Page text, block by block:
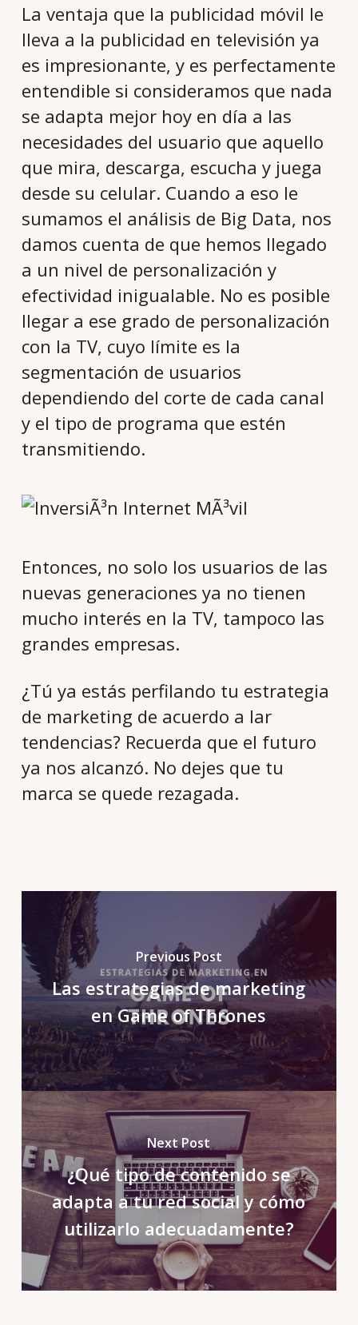
La ventaja que la publicidad móvil le
lleva a la publicidad en televisión ya
es impresionante, y es perfectamente
entendible si consideramos que nada
se adapta mejor hoy en día a las
necesidades del usuario que aquello
que mira, descarga, escucha y juega
desde su celular. Cuando a eso le
sumamos el análisis de Big Data, nos
damos cuenta de que hemos llegado
a un nivel de personalización y
efectividad inigualable. No es posible
llegar a ese grado de personalización
con la TV, cuyo límite es la
segmentación de usuarios
dependiendo del corte de cada canal
y el tipo de programa que estén
transmitiendo.
Entonces, no solo los usuarios de las
nuevas generaciones ya no tienen
mucho interés en la TV, tampoco las
grandes empresas.
¿Tú ya estás perfilando tu estrategia
de marketing de acuerdo a lar
tendencias? Recuerda que el futuro
ya nos alcanzó. No dejes que tu
marca se quede rezagada.
Previous Post
Las estrategias de marketing
en Game of Thrones
Next Post
¿Qué tipo de contenido se
adapta a tu red social y cómo
utilizarlo adecuadamente?